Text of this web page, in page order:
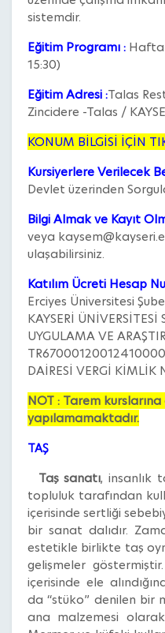
sistemdir.
Eğitim Programı : Hafta
15:30)
Eğitim Adresi :Talas
Zincidere -Talas /
KONUM BİLGİSİ İÇİN
Kursiyerlere Verilecek
Devlet üzerinden
Bilgi Almak ve Kayıt
veya
ulaşabilirsiniz.
Katılım Ücreti Hesap
Erciyes Üniversitesi
KAYSERİ ÜNİVERSİTESİ
UYGULAMA VE
DAİRESİ VERGİ
NOT : Tarem
yapılamamaktadır.
TAŞ
Taş sanatı, insanlık
topluluk tarafından
içerisinde sertliği
bir sanat dalıdır.
estetikle birlikte taş
gelişmeler
içerisinde ele
da “stüko” denilen bir
ana malzemesi olarak